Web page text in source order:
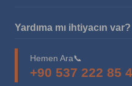
Yardıma mı ihtiyacın var?
Hemen Ara📞
+90 537 222 85